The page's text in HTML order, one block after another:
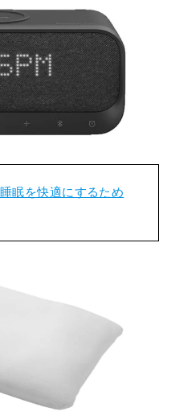
眠を快適にするため